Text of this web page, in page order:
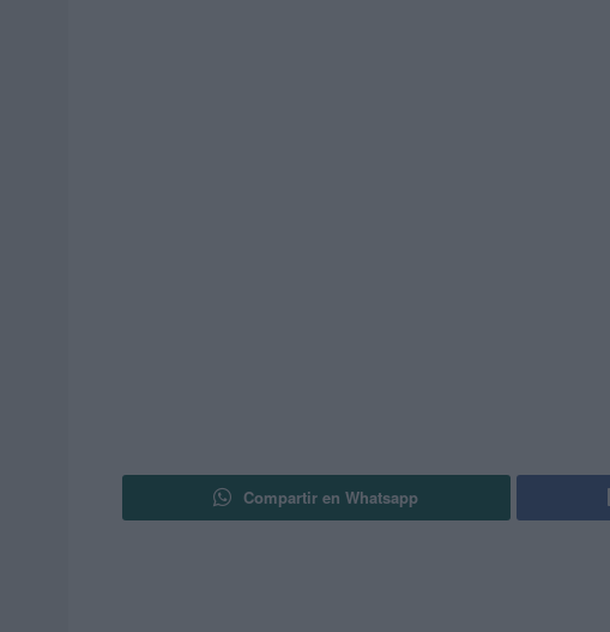
Compartir en Whatsapp